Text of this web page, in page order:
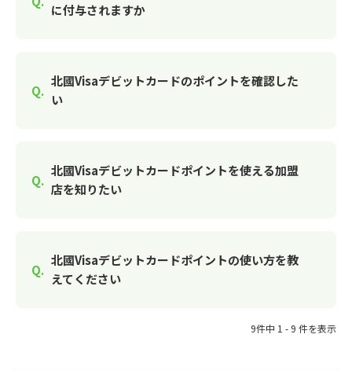
に付与されますか
北國Visaデビットカードのポイントを確認した
い
北國Visaデビットカードポイントを使える加盟
店を知りたい
北國Visaデビットカードポイントの使い方を教
えてください
9件中 1 - 9 件を表示